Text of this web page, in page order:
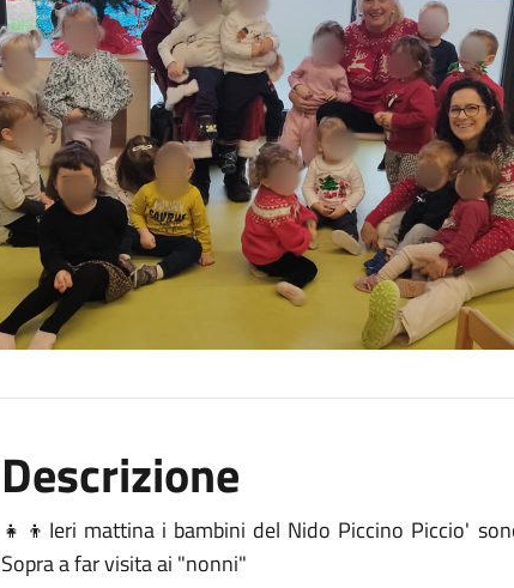
Descrizione
👧👦Ieri mattina i bambini del Nido Piccino Piccio'
Sopra a far visita ai "nonni"